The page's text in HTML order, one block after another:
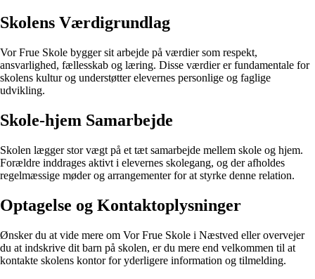
Skolens Værdigrundlag
Vor Frue Skole bygger sit arbejde på værdier som respekt,
ansvarlighed, fællesskab og læring. Disse værdier er fundamentale for
skolens kultur og understøtter elevernes personlige og faglige
udvikling.
Skole-hjem Samarbejde
Skolen lægger stor vægt på et tæt samarbejde mellem skole og hjem.
Forældre inddrages aktivt i elevernes skolegang, og der afholdes
regelmæssige møder og arrangementer for at styrke denne relation.
Optagelse og Kontaktoplysninger
Ønsker du at vide mere om Vor Frue Skole i Næstved eller overvejer
du at indskrive dit barn på skolen, er du mere end velkommen til at
kontakte skolens kontor for yderligere information og tilmelding.